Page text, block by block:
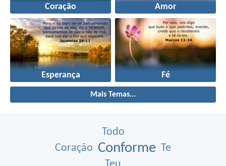
Coração Amor
Esperança Fé
Mais Temas...
Todo
Coração Conforme Te